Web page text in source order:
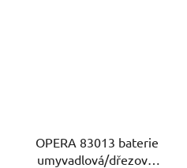
OPERA 83013 baterie
umyvadlová/dřezová,